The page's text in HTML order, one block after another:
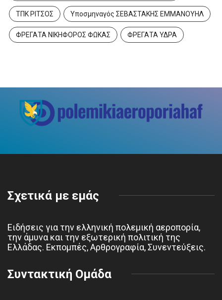
ΤΠΚ ΡΙΤΣΟΣ Υποσμηναγός ΣΕΒΑΣΤΑΚΗΣ ΕΜΜΑΝΟΥΗΛ
ΦΡΕΓΑΤΑ ΝΙΚΗΦΟΡΟΣ ΦΩΚΑΣ ΦΡΕΓΑΤΑ ΥΔΡΑ
Σχετικά με εμάς
Ειδήσεις για την ελληνική πολεμική αεροπορία,
την άμυνα και την εξωτερική πολιτική της
Ελλάδας. Εκπομπές, Αρθρογραφία, Συνεντεύξεις.
Συντακτική Ομάδα